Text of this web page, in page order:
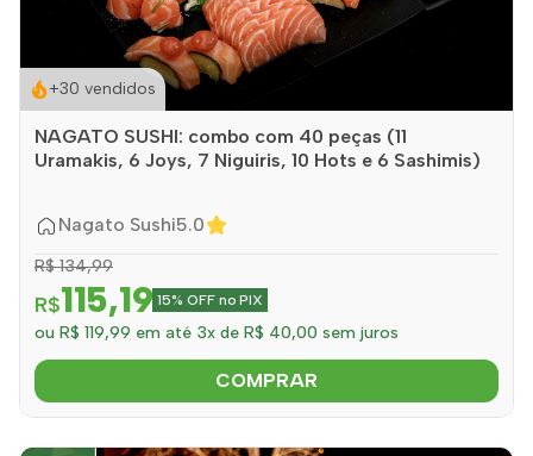
+30 vendidos
NAGATO SUSHI: combo com 40 peças (11
Uramakis, 6 Joys, 7 Niguiris, 10 Hots e 6 Sashimis)
Nagato Sushi5.0
R$ 134,99
R$115,19 15% OFF no PIX
ou R$ 119,99 em até 3x de R$ 40,00 sem juros
COMPRAR